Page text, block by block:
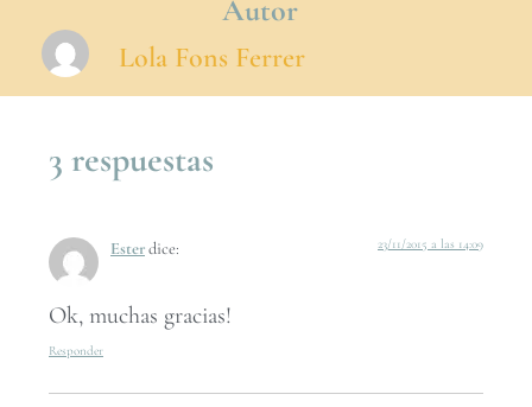
Autor
Lola Fons Ferrer
3 respuestas
Esterdice: 23/11/2015 a las 14:09
Ok, muchas gracias!
Responder